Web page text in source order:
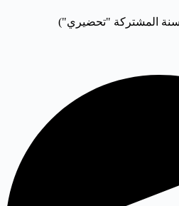
المشتركة "تحضيري")